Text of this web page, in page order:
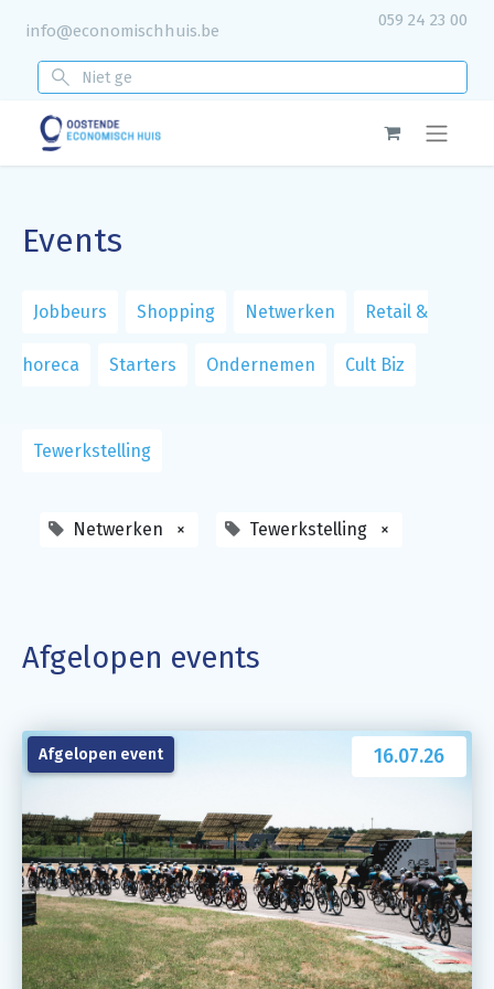
info@economischhuis.be
059 24 23 00
Events
Jobbeurs Shopping Netwerken Retail &
horeca Starters Ondernemen Cult Biz
Tewerkstelling
Netwerken × Tewerkstelling ×
Afgelopen events
Afgelopen event 16.07.26